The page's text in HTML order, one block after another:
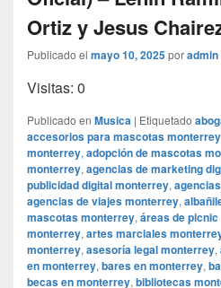
Ortiz y Jesus
Publicado el mayo 10, 2025poradmin
Visitas: 0
Publicado en Musica | Etiquetado
accesorios para mascotas monterrey
monterrey, adopción de mascotas
monterrey, agencias de marketing
publicidad digital monterrey,
agencias de viajes monterrey,
mascotas monterrey, áreas de
monterrey, artes marciales
monterrey, asesoría legal monterrey,
en monterrey, bares en monterrey,
becas en monterrey, bibliotecas